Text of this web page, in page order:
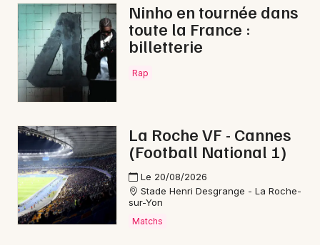
Magazine à La Châtaigneraie
85 - Vendée
Choisir mes départements
Ninho en tournée dans
toute la France :
billetterie
Rap
La Roche VF - Cannes
(Football National 1)
Le 20/08/2026
Stade Henri Desgrange - La Roche-
sur-Yon
Matchs